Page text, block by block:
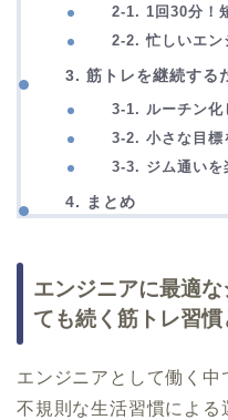
2-1. 1回30分！
2-2. 忙しいエン
3. 筋トレを継続する
3-1. ルーチン化
3-2. 小さな目標
3-3. ジム通いを
4. まとめ
エンジニアに最適
ても続く筋トレ習慣
エンジニアとして働く
不規則な生活習慣によ